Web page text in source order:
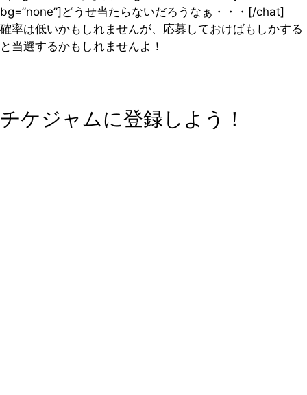
bg=”none”]どうせ当たらないだろうなぁ・・・[/chat]
確率は低いかもしれませんが、応募しておけばもしかする
と当選するかもしれませんよ！
チケジャムに登録しよう！